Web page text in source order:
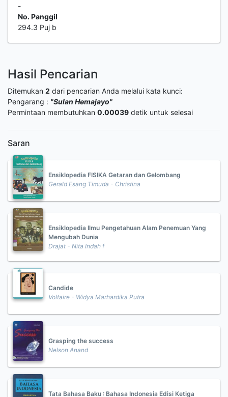
-
No. Panggil
294.3 Puj b
Hasil Pencarian
Ditemukan 2 dari pencarian Anda melalui kata kunci:
Pengarang : "Sulan Hemajayo"
Permintaan membutuhkan 0.00039 detik untuk selesai
Saran
Ensiklopedia FISIKA Getaran dan Gelombang
Gerald Esang Timuda - Christina
Ensiklopedia Ilmu Pengetahuan Alam Penemuan Yang
Mengubah Dunia
Drajat - Nita Indah f
Candide
Voltaire - Widya Marhardika Putra
Grasping the success
Nelson Anand
Tata Bahasa Baku : Bahasa Indonesia Edisi Ketiga